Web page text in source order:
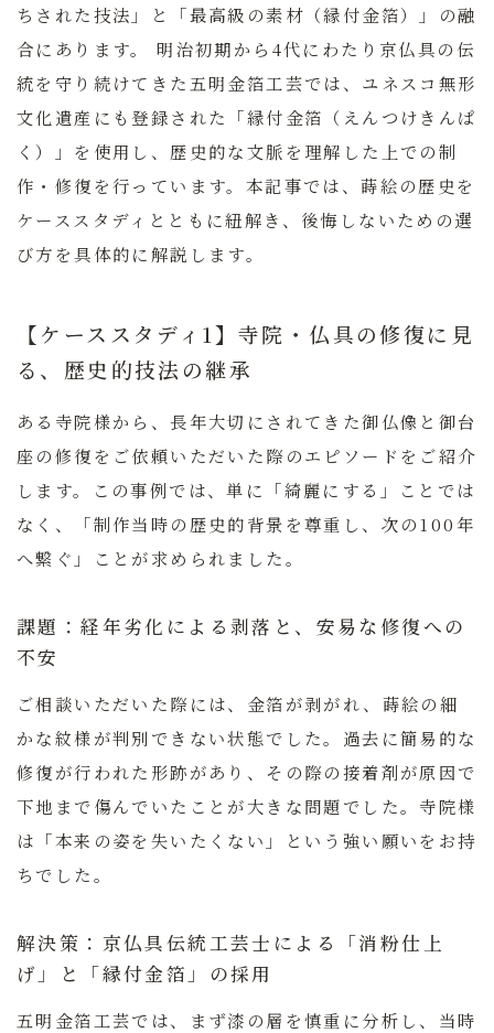
ちされた技法」と「最高級の素材（縁付金箔）」の融
合にあります。
明治初期から4代にわたり京仏具の伝
統を守り続けてきた五明金箔工芸では、ユネスコ無形
文化遺産にも登録された「縁付金箔（えんつけきんぱ
く）」を使用し、歴史的な文脈を理解した上での制
作・修復を行っています。本記事では、蒔絵の歴史を
ケーススタディとともに紐解き、後悔しないための選
び方を具体的に解説します。
【ケーススタディ1】寺院・仏具の修復に見
る、歴史的技法の継承
ある寺院様から、長年大切にされてきた御仏像と御台
座の修復をご依頼いただいた際のエピソードをご紹介
します。この事例では、単に「綺麗にする」ことでは
なく、「制作当時の歴史的背景を尊重し、次の100年
へ繋ぐ」ことが求められました。
課題：経年劣化による剥落と、安易な修復への
不安
ご相談いただいた際には、金箔が剥がれ、蒔絵の細
かな紋様が判別できない状態でした。過去に簡易的な
修復が行われた形跡があり、その際の接着剤が原因で
下地まで傷んでいたことが大きな問題でした。寺院様
は「本来の姿を失いたくない」という強い願いをお持
ちでした。
解決策：京仏具伝統工芸士による「消粉仕上
げ」と「縁付金箔」の採用
五明金箔工芸では、まず漆の層を慎重に分析し、当時